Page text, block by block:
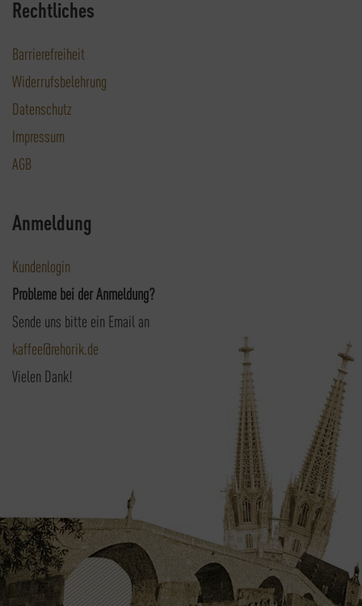
Rechtliches
Barrierefreiheit
Widerrufsbelehrung
Datenschutz
Impressum
AGB
Anmeldung
Kundenlogin
Probleme bei der Anmeldung?
Sende uns bitte ein Email an
kaffee@rehorik.de
Vielen Dank!